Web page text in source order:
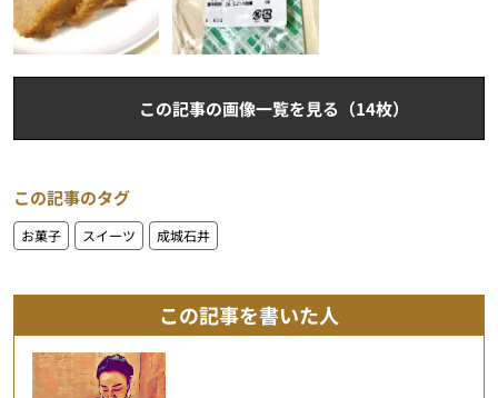
この記事の画像一覧を見る（14枚）
この記事のタグ
お菓子 スイーツ 成城石井
この記事を書いた人